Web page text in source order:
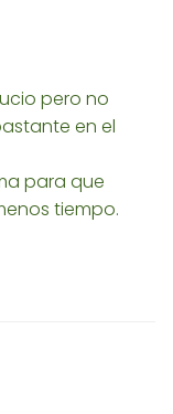
pero no
en el
para que
tiempo.